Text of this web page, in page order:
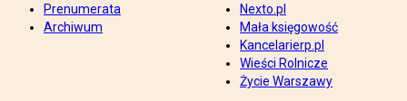
Prenumerata
Archiwum
Nexto.pl
Mała księgowość
Kancelarierp.pl
Wieści Rolnicze
Życie Warszawy